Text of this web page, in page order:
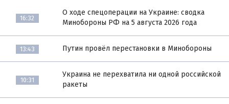
16:32
О ходе спецоперации на Украине: сводка
Минобороны РФ на 5 августа 2026 года
13:43 Путин провёл перестановки в Минобороны
10:31
Украина не перехватила ни одной российской
ракеты